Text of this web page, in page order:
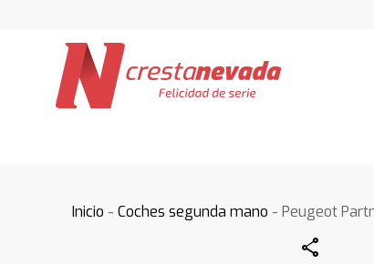
Inicio -Coches segunda mano - Peugeot
Share